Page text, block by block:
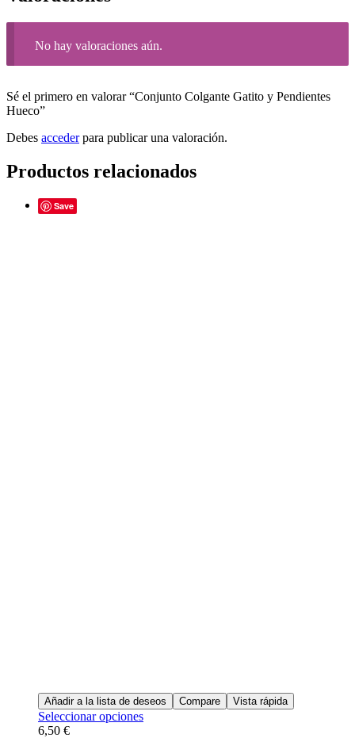
No hay valoraciones aún.
Sé el primero en valorar “Conjunto Colgante Gatito y Pendientes
Hueco”
Debes accederpara publicar una valoración.
Productos relacionados
Save
Añadir a la lista de deseos Compare Vista rápida
Seleccionar opciones
6,50 €